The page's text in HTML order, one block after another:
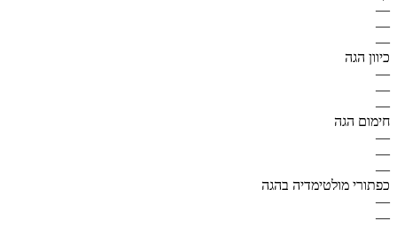
—
—
—
כיוון הגה
—
—
—
חימום הגה
—
—
—
כפתורי מולטימדיה בהגה
—
—